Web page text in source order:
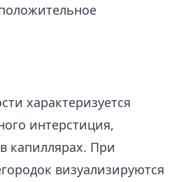
характеризуется
интерстиция,
капиллярах. При
визуализируются